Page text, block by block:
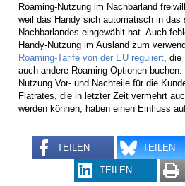
Roaming-Nutzung im Nachbarland
weil das Handy sich automatisch in das
Nachbarlandes eingewählt hat. Auch
Handy-Nutzung im Ausland zum
Roaming-Tarife von der EU reguliert ,
auch andere Roaming-Optionen
Nutzung Vor- und Nachteile für die
Flatrates, die in letzter Zeit vermehrt
werden können, haben einen Einfluss
TEILEN TEILEN
TEILEN